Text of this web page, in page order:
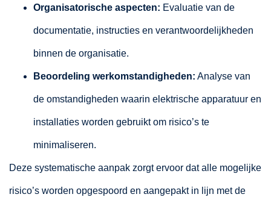
Organisatorische aspecten: Evaluatie van de
documentatie, instructies en verantwoordelijkheden
binnen de organisatie.
Beoordeling werkomstandigheden: Analyse van
de omstandigheden waarin elektrische apparatuur en
installaties worden gebruikt om risico’s te
minimaliseren.
Deze systematische aanpak zorgt ervoor dat alle mogelijke
risico’s worden opgespoord en aangepakt in lijn met de